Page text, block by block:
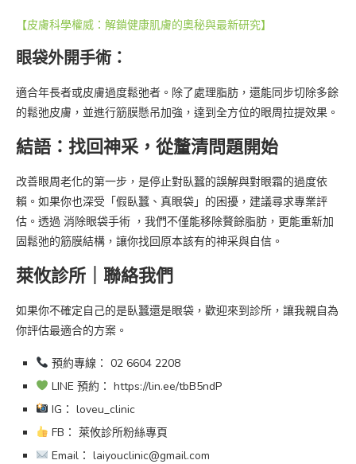
【皮膚科學權威：解鎖健康肌膚的奧秘與最新研究】
眼袋外開手術：
適合年長者或皮膚過度鬆弛者。除了處理脂肪，還能同步切除多餘
的鬆弛皮膚，並進行筋膜懸吊加強，達到全方位的眼周拉提效果。
結語：找回神采，從釐清問題開始
改善眼周老化的第一步，是停止對臥蠶的誤解與對眼霜的過度依
賴。如果你也深受「假臥蠶、真眼袋」的困擾，建議尋求專業評
估。透過 消除眼袋手術 ，我們不僅能移除贅餘脂肪，更能重新加
固鬆弛的筋膜結構，讓你找回原本該有的神采與自信。
萊攸診所｜聯絡我們
如果你不確定自己的是臥蠶還是眼袋，歡迎來到診所，讓我親自為
你評估最適合的方案。
預約專線： 02 6604 2208
LINE 預約： https://lin.ee/tbB5ndP
IG： loveu_clinic
FB： 萊攸診所粉絲專頁
Email： laiyouclinic@gmail.com